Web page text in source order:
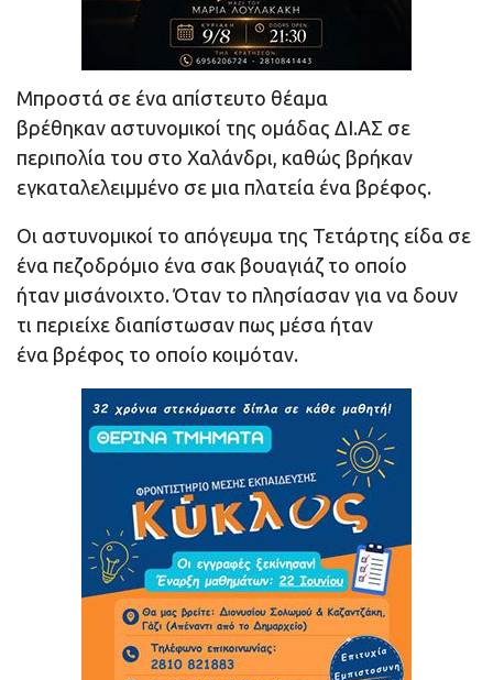
Μπροστά σε ένα απίστευτο θέαμα
βρέθηκαν αστυνομικοί της ομάδας ΔΙ.ΑΣ σε
περιπολία του στο Χαλάνδρι, καθώς βρήκαν
εγκαταλελειμμένο σε μια πλατεία ένα βρέφος.
Οι αστυνομικοί το απόγευμα της Τετάρτης είδα σε
ένα πεζοδρόμιο ένα σακ βουαγιάζ το οποίο
ήταν μισάνοιχτο. Όταν το πλησίασαν για να δουν
τι περιείχε διαπίστωσαν πως μέσα ήταν
ένα βρέφος το οποίο κοιμόταν.